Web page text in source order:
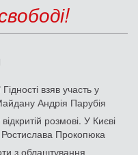
взяв участь у
Андрія Парубія
розмові. У Києві
Ростислава Прокопюка
з облаштування